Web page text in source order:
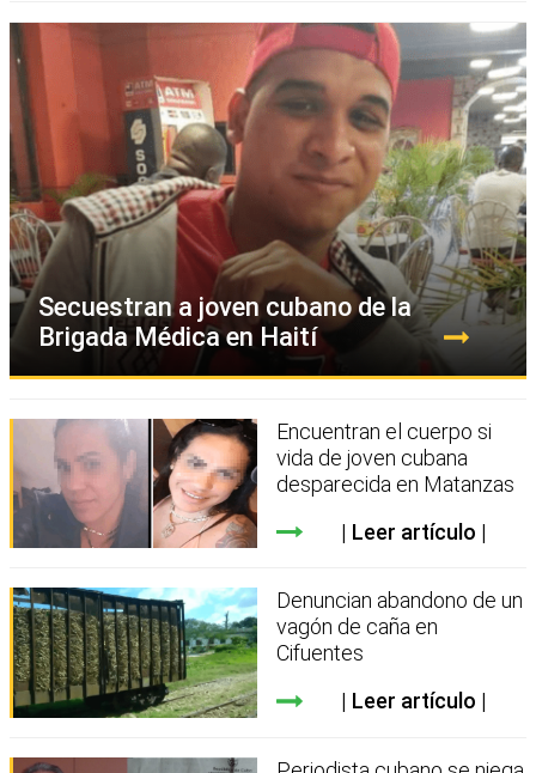
Secuestran a joven cubano de la
Brigada Médica en Haití
Encuentran el cuerpo si
vida de joven cubana
desparecida en Matanzas
Leer artículo
Denuncian abandono de un
vagón de caña en
Cifuentes
Leer artículo